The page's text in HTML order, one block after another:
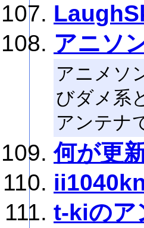
アニソ
アニメソ
びダメ系
アンテナ
何が更
t-kiのア